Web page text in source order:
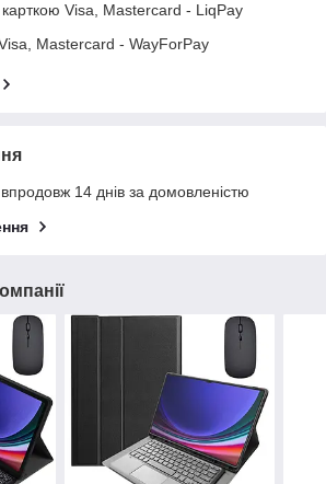
Visa, Mastercard - LiqPay
Mastercard - WayForPay
14 днів за домовленістю